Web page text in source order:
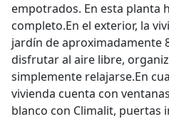
empotrados. En esta planta
completo.En el exterior, la
jardín de aproximadamente
disfrutar al aire libre,
simplemente relajarse.En
vivienda cuenta con
blanco con Climalit, puertas